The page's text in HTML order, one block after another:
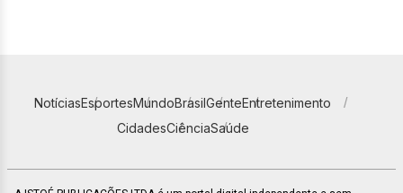
NotíciasEsportesMundoBrasilGenteEntretenimento
CidadesCiênciaSaúde